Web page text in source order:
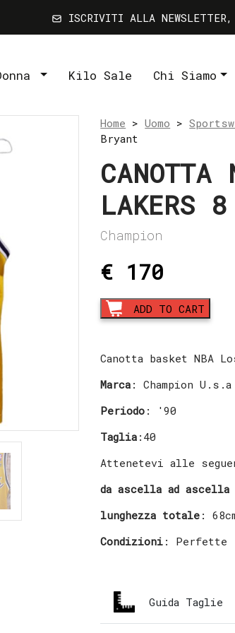
ISCRIVITI ALLA
Kilo Sale Chi Siamo
Home >Uomo >
Bryant
CANOTTA
LAKERS
Champion
€ 170
Canotta
NBA
Angeles
Lakers
8
Bryant
quantity
ADD TO CART
Canotta basket NBA
Marca : Champion U.s.a
Periodo : '90
Taglia :40
Attenetevi alle
da ascella ad ascella
lunghezza totale :
Condizioni : Perfette
Guida Taglie